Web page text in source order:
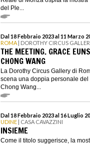
del Ple...
Dal 18 Febbraio 2023 al 11 Marzo
ROMA | DOROTHY CIRCUS
THE MEETING. GRACE
CHONG WANG
La Dorothy Circus Gallery di
scena una doppia personale
Chong Wang...
Dal 18 Febbraio 2023 al 16 Luglio
UDINE | CASA CAVAZZINI
INSIEME
Come il titolo suggerisce, la